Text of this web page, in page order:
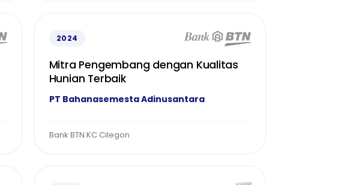
2024
Mitra Pengembang dengan Kualitas
Hunian Terbaik
PT Bahanasemesta Adinusantara
Bank BTN KC Cilegon